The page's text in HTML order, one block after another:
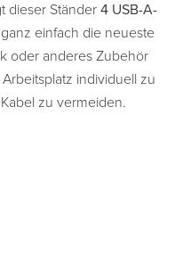
dieser Ständer 4 USB-A-
einfach die neueste
oder anderes Zubehör
individuell zu
zu vermeiden.